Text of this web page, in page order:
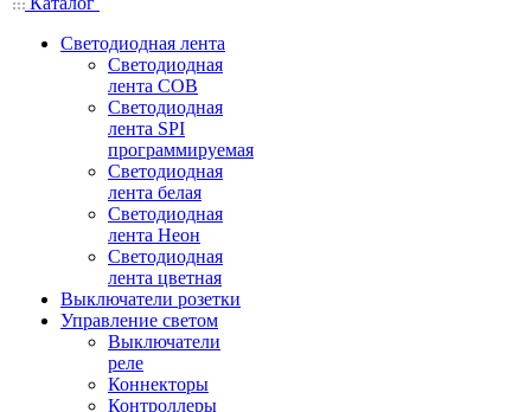
Светодиодная лента
Светодиодная
лента COB
Светодиодная
лента SPI
программируемая
Светодиодная
лента белая
Светодиодная
лента Неон
Светодиодная
лента цветная
Выключатели розетки
Управление светом
Выключатели
реле
Коннекторы
Контроллеры